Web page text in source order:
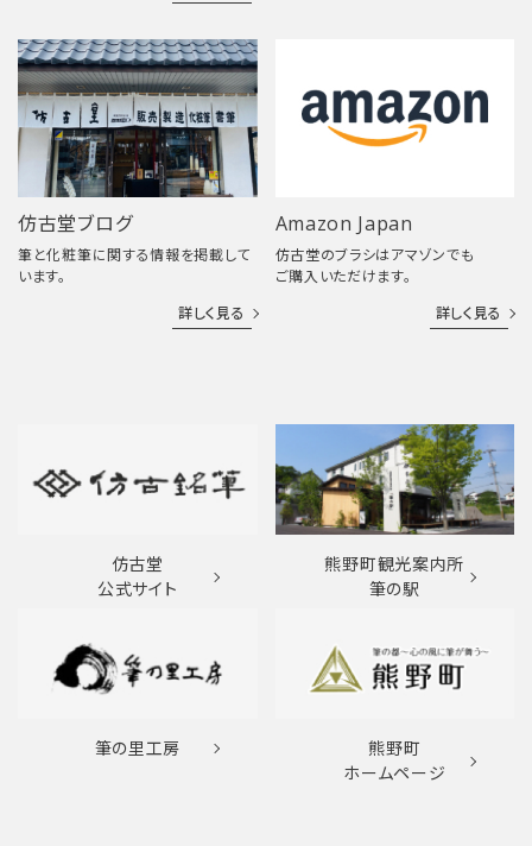
仿古堂ブログ
筆と化粧筆に関する情報を掲載して
います。
詳しく見る
Amazon Japan
仿古堂のブラシはアマゾンでも
ご購入いただけます。
詳しく見る
仿古堂
公式サイト
熊野町観光案内所
筆の駅
筆の里工房
熊野町
ホームページ